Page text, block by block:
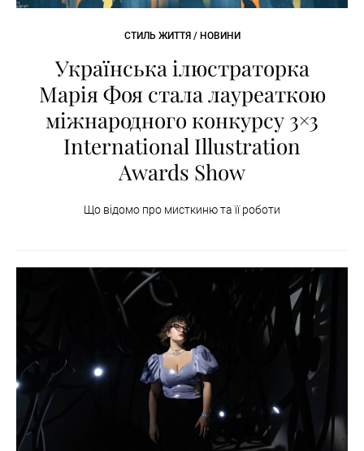
СТИЛЬ ЖИТТЯ / НОВИНИ
Українська ілюстраторка
Марія Фоя стала лауреаткою
міжнародного конкурсу 3×3
International Illustration
Awards Show
Що відомо про мисткиню та її роботи